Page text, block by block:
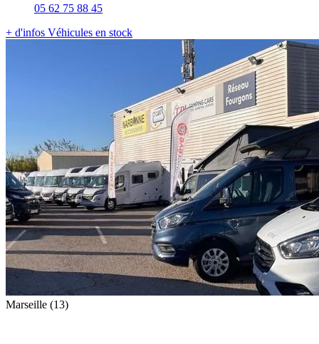
05 62 75 88 45
+ d'infos Véhicules en stock
Marseille (13)